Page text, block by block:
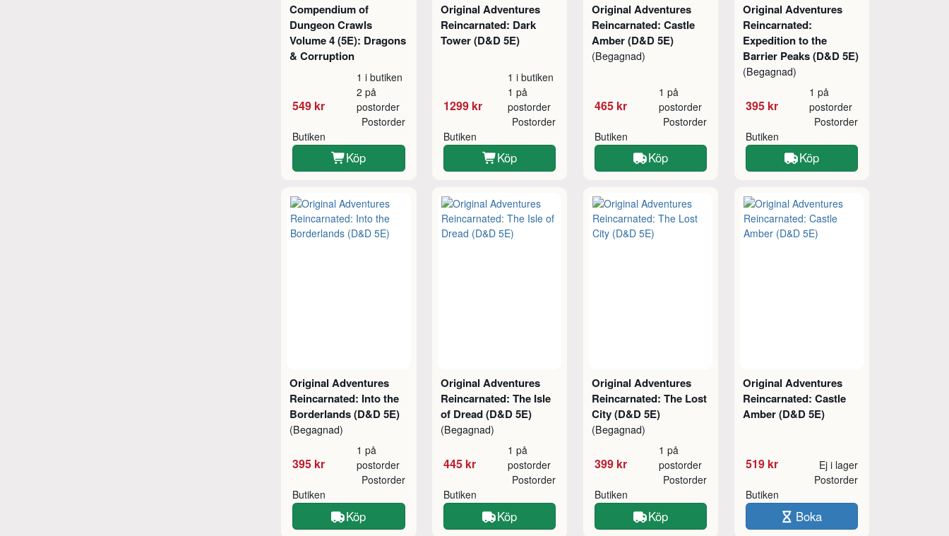
Compendium of
Dungeon Crawls
Volume 4 (5E): Dragons
& Corruption
549 kr
1 i butiken
2 på
postorder
Butiken
Postorder
Köp
Original Adventures
Reincarnated: Dark
Tower (D&D 5E)
1299 kr
1 i butiken
1 på
postorder
Butiken
Postorder
Köp
Original Adventures
Reincarnated: Castle
Amber (D&D 5E)
(Begagnad)
465 kr
1 på
postorder
Butiken
Postorder
Köp
Original Adventures
Reincarnated:
Expedition to the
Barrier Peaks (D&D 5E)
(Begagnad)
395 kr
1 på
postorder
Butiken
Postorder
Köp
Original Adventures
Reincarnated: Into the
Borderlands (D&D 5E)
(Begagnad)
395 kr
1 på
postorder
Butiken
Postorder
Köp
Original Adventures
Reincarnated: The Isle
of Dread (D&D 5E)
(Begagnad)
445 kr
1 på
postorder
Butiken
Postorder
Köp
Original Adventures
Reincarnated: The Lost
City (D&D 5E)
(Begagnad)
399 kr
1 på
postorder
Butiken
Postorder
Köp
Original Adventures
Reincarnated: Castle
Amber (D&D 5E)
519 kr Ej i lager
Butiken
Postorder
Boka